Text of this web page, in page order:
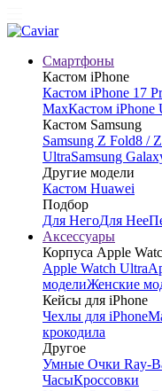
Смартфоны
Кастом iPhone
Кастом iPhone 17
MaxКастом iPhone
Кастом Samsung
Samsung Z Fold8 /
UltraSamsung
Другие модели
Кастом Huawei
Подбор
Для НегоДля Нее
Аксессуары
Корпуса Apple
Apple Watch Ultra
моделиЖенские
Кейсы для iPhone
Чехлы для iPhone
крокодила
Другое
Умные Очки Ray-
ЧасыКроссовки